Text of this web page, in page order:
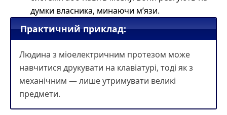
думки власника, минаючи м’язи.
Практичний приклад:
Людина з міоелектричним протезом може
навчитися друкувати на клавіатурі, тоді як з
механічним — лише утримувати великі
предмети.